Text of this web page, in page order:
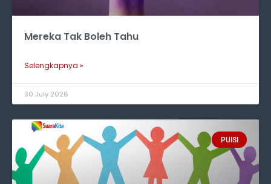
Mereka Tak Boleh Tahu
Selengkapnya »
30 July 2026
PUISI